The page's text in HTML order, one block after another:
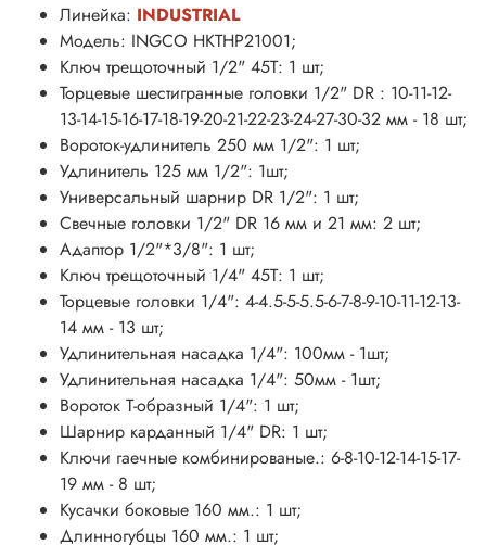
Линейка: INDUSTRIAL
Модель: INGCO HKTHP21001;
Ключ трещоточный 1/2" 45Т: 1 шт;
Торцевые шестигранные головки 1/2" DR : 10-11-12-
13-14-15-16-17-18-19-20-21-22-23-24-27-30-32 мм - 18 шт;
Вороток-удлинитель 250 мм 1/2": 1 шт;
Удлинитель 125 мм 1/2": 1шт;
Универсальный шарнир DR 1/2": 1 шт;
Свечные головки 1/2" DR 16 мм и 21 мм: 2 шт;
Адаптор 1/2"*3/8": 1 шт;
Ключ трещоточный 1/4" 45Т: 1 шт;
Торцевые головки 1/4": 4-4.5-5-5.5-6-7-8-9-10-11-12-13-
14 мм - 13 шт;
Удлинительная насадка 1/4": 100мм - 1шт;
Удлинительная насадка 1/4": 50мм - 1шт;
Вороток Т-образный 1/4": 1 шт;
Шарнир карданный 1/4" DR: 1 шт;
Ключи гаечные комбинированые.: 6-8-10-12-14-15-17-
19 мм - 8 шт;
Кусачки боковые 160 мм.: 1 шт;
Длинногубцы 160 мм.: 1 шт;